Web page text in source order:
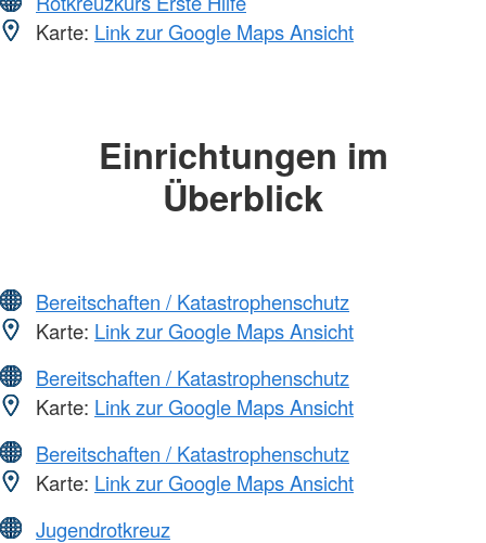
Karte: Link zur Google Maps Ansicht
Einrichtungen im
Überblick
Bereitschaften / Katastrophenschutz
Karte: Link zur Google Maps Ansicht
Bereitschaften / Katastrophenschutz
Karte: Link zur Google Maps Ansicht
Bereitschaften / Katastrophenschutz
Karte: Link zur Google Maps Ansicht
Jugendrotkreuz